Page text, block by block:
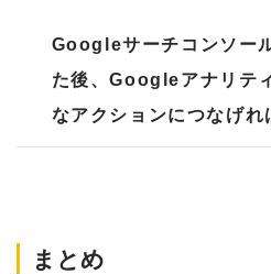
トで
ートで
Googleサーチコンソー
た後、Googleアナリテ
なアクションにつなげれ
まとめ